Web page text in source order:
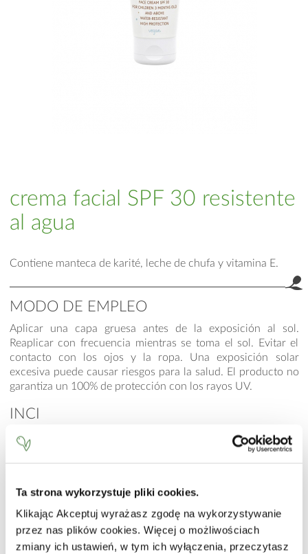
Ta strona wykorzystuje pliki cookies.
Klikając Akceptuj wyrażasz zgodę na wykorzystywanie
przez nas plików cookies. Więcej o możliwościach
zmiany ich ustawień, w tym ich wyłączenia, przeczytasz
crema facial SPF 30 resistente
al agua
Contiene manteca de karité, leche de chufa y vitamina E.
MODO DE EMPLEO
Aplicar una capa gruesa antes de la exposición al sol.
Reaplicar con frecuencia mientras se toma el sol. Evitar el
contacto con los ojos y la ropa. Una exposición solar
excesiva puede causar riesgos para la salud. El producto no
garantiza un 100% de protección con los rayos UV.
INCI
Aqua (Water), Bis-Ethylhexyloxyphenol Methoxyphenyl
Triazine, Polymethyl Methacrylate, C12-15 Alkyl Benzoate,
Stearate Citrate, Glycerin, Stearyl Alcohol, Dimethicone,
Hydrogenated Dimer Dilinoleyl/Dimethylcarbonate
Copolymer, Sodium Acrylate/Sodium Acryloyldimethyl
Taurate Copolymer, Isohexadecane, Polysorbate 80,
Butyrospermum Parkii (Shea) Butter, Cyperus Esculentus